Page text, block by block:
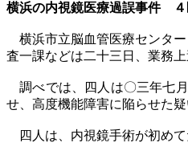
横浜の内視鏡医療過誤事件
横浜市立脳血管医療センター
査一課などは二十三日、業務
調べでは、四人は〇三年七
せ、高度機能障害に陥らせた疑
四人は、内視鏡手術が初めて